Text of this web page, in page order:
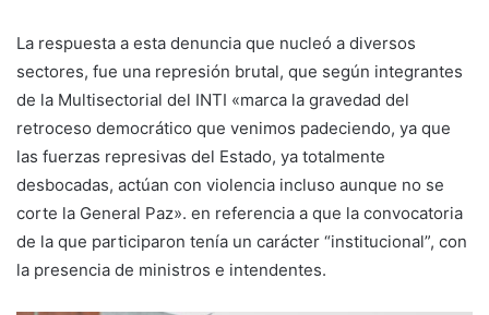
La respuesta a esta denuncia que nucleó a diversos
sectores, fue una represión brutal, que según integrantes
de la Multisectorial del INTI «marca la gravedad del
retroceso democrático que venimos padeciendo, ya que
las fuerzas represivas del Estado, ya totalmente
desbocadas, actúan con violencia incluso aunque no se
corte la General Paz». en referencia a que la convocatoria
de la que participaron tenía un carácter “institucional”, con
la presencia de ministros e intendentes.